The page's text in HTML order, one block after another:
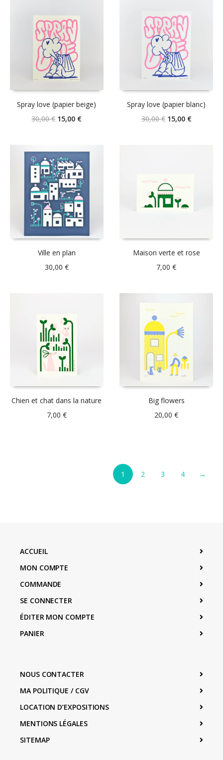
Spray love (papier beige)
30,00€ Le
30,00 €.
15,00 €Le
Spray love (papier blanc)
30,00€ Le
15,00 €Le
Ville en plan
30,00 €
Maison verte et rose
7,00€
Chien et chat dans la nature
7,00 €
Big flowers
20,00€
1 2 3 4 →
ACCUEIL
MON COMPTE
COMMANDE
SE CONNECTER
ÉDITER MON COMPTE
PANIER
NOUS CONTACTER
MA POLITIQUE / CGV
LOCATION D’EXPOSITIONS
MENTIONS LÉGALES
SITEMAP